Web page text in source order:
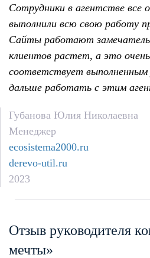
Сотрудники в агентстве все
выполнили всю свою работу
Сайты работают
клиентов растет, а это
соответствует выполненным
дальше работать с этим
Губанова Юлия Николаевна
Менеджер
ecosistema2000.ru
derevo-util.ru
2023
Отзыв руководителя
мечты»